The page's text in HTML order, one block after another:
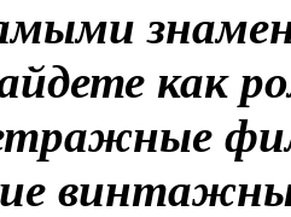
как